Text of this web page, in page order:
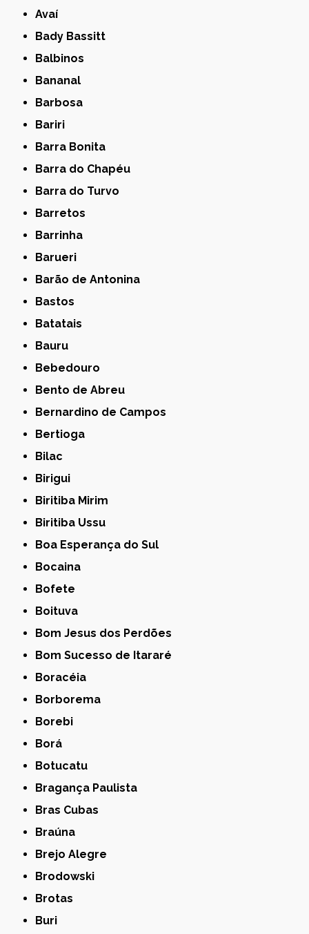
Avaí
Bady Bassitt
Balbinos
Bananal
Barbosa
Bariri
Barra Bonita
Barra do Chapéu
Barra do Turvo
Barretos
Barrinha
Barueri
Barão de Antonina
Bastos
Batatais
Bauru
Bebedouro
Bento de Abreu
Bernardino de Campos
Bertioga
Bilac
Birigui
Biritiba Mirim
Biritiba Ussu
Boa Esperança do Sul
Bocaina
Bofete
Boituva
Bom Jesus dos Perdões
Bom Sucesso de Itararé
Boracéia
Borborema
Borebi
Borá
Botucatu
Bragança Paulista
Bras Cubas
Braúna
Brejo Alegre
Brodowski
Brotas
Buri